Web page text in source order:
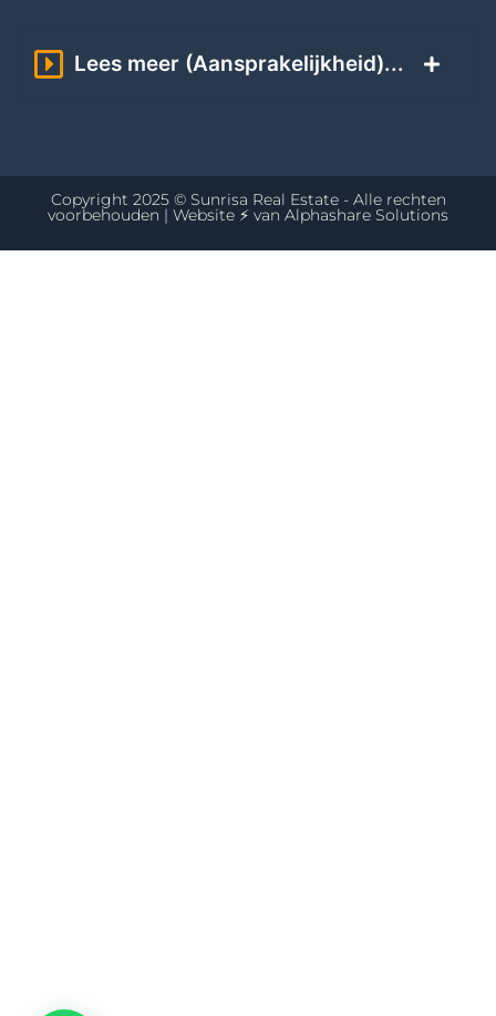
Lees meer (Aansprakelijkheid)...
Copyright 2025 © Sunrisa Real Estate - Alle rechten
voorbehouden | Website ⚡ van Alphashare Solutions